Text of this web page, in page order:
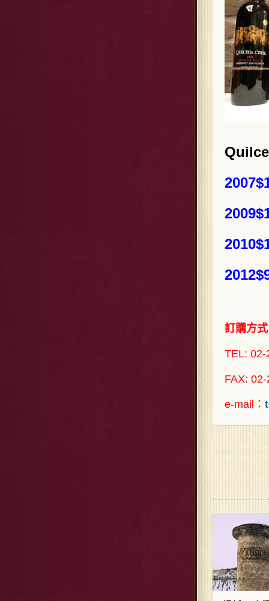
訂購方
TEL:
FAX:
e-mail：